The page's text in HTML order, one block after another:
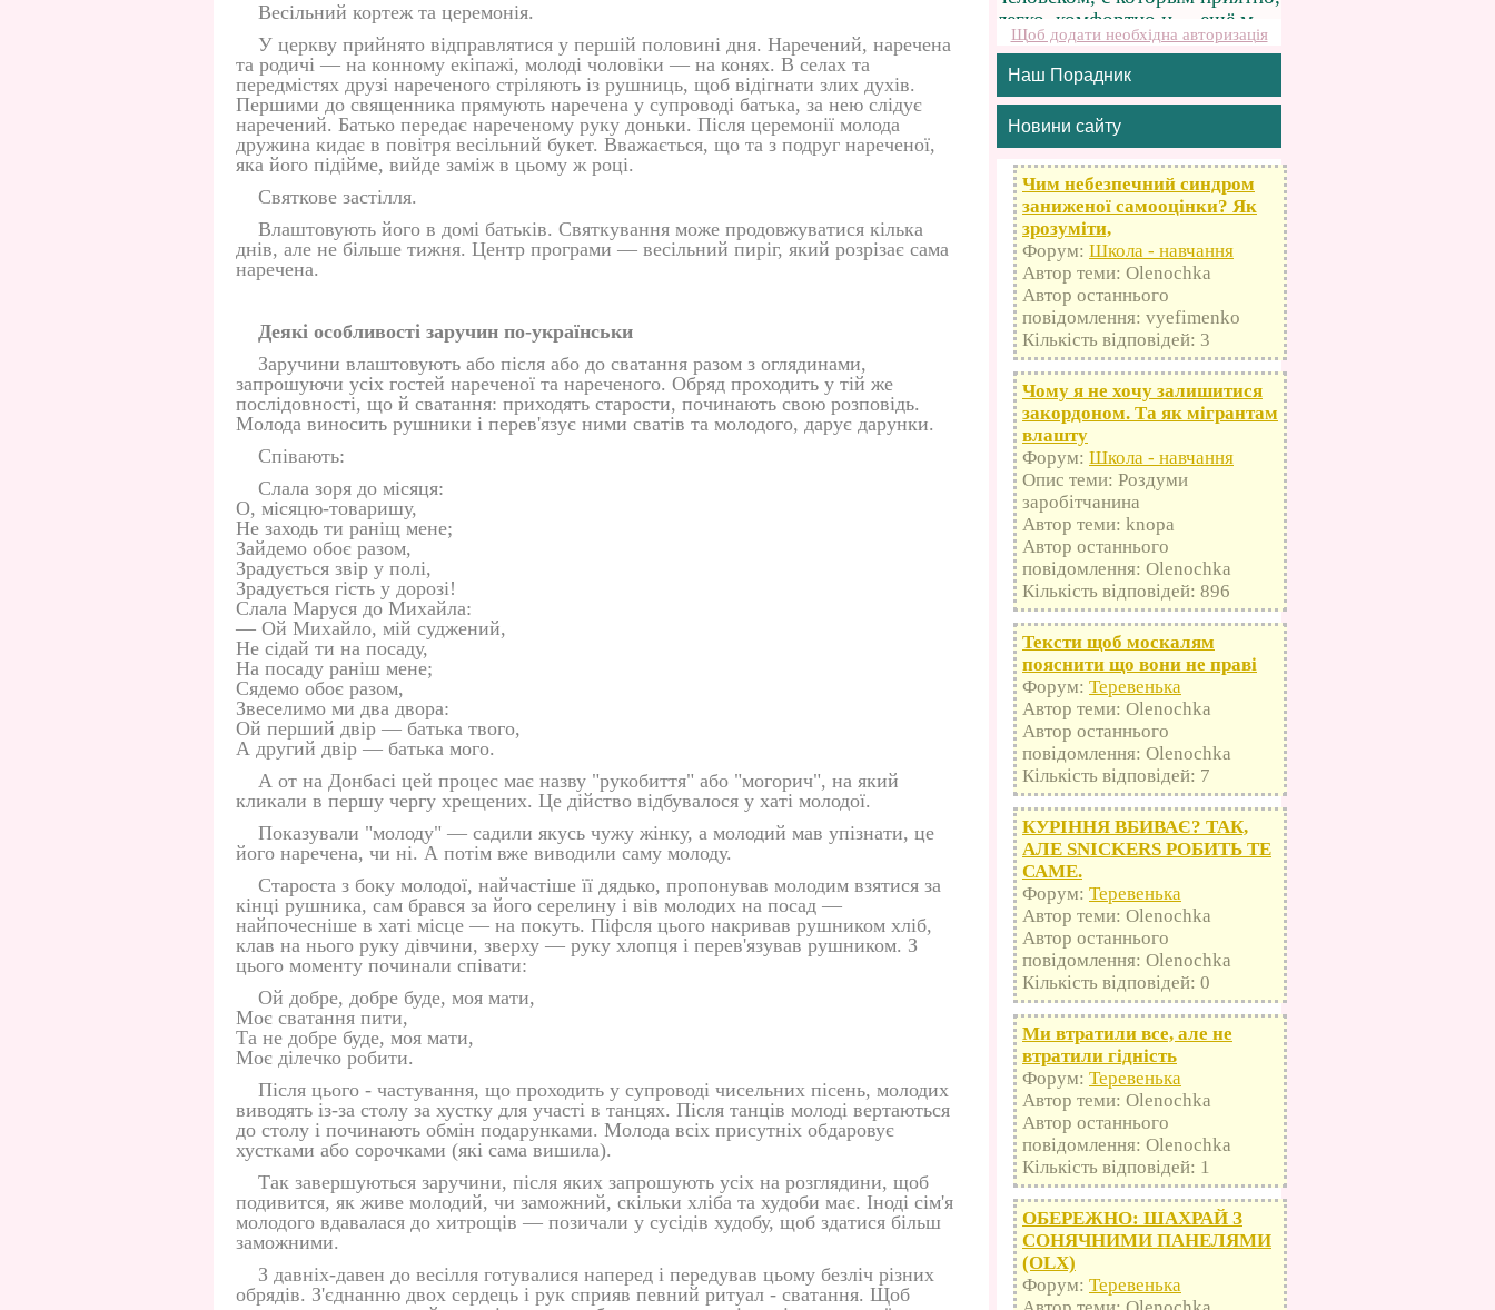
Весільний кортеж та церемонія.
У церкву прийнято відправлятися у першій половині дня. Наречений, наречена
та родичі — на конному екіпажі, молоді чоловіки — на конях. В селах та
передмістях друзі нареченого стріляють із рушниць, щоб відігнати злих духів.
Першими до священника прямують наречена у супроводі батька, за нею слідує
наречений. Батько передає нареченому руку доньки. Після церемонії молода
дружина кидає в повітря весільний букет. Вважається, що та з подруг нареченої,
яка його підійме, вийде заміж в цьому ж році.
Святкове застілля.
Влаштовують його в домі батьків. Святкування може продовжуватися кілька
днів, але не більше тижня. Центр програми — весільний пиріг, який розрізає сама
наречена.
Деякі особливості заручин по-українськи
Заручини влаштовують або після або до сватання разом з оглядинами,
запрошуючи усіх гостей нареченої та нареченого. Обряд проходить у тій же
послідовності, що й сватання: приходять старости, починають свою розповідь.
Молода виносить рушники і перев'язує ними сватів та молодого, дарує дарунки.
Співають:
Слала зоря до місяця:
О, місяцю-товаришу,
Не заходь ти раніщ мене;
Зайдемо обоє разом,
Зрадується звір у полі,
Зрадується гість у дорозі!
Слала Маруся до Михайла:
— Ой Михайло, мій суджений,
Не сідай ти на посаду,
На посаду раніш мене;
Сядемо обоє разом,
Звеселимо ми два двора:
Ой перший двір — батька твого,
А другий двір — батька мого.
А от на Донбасі цей процес має назву "рукобиття" або "могорич", на який
кликали в першу чергу хрещених. Це дійство відбувалося у хаті молодої.
Показували "молоду" — садили якусь чужу жінку, а молодий мав упізнати, це
його наречена, чи ні. А потім вже виводили саму молоду.
Староста з боку молодої, найчастіше її дядько, пропонував молодим взятися за
кінці рушника, сам брався за його серелину і вів молодих на посад —
найпочесніше в хаті місце — на покуть. Піфсля цього накривав рушником хліб,
клав на нього руку дівчини, зверху — руку хлопця і перев'язував рушником. З
цього моменту починали співати:
Ой добре, добре буде, моя мати,
Моє сватання пити,
Та не добре буде, моя мати,
Моє ділечко робити.
Після цього - частування, що проходить у супроводі чисельних пісень, молодих
виводять із-за столу за хустку для участі в танцях. Після танців молоді вертаються
до столу і починають обмін подарунками. Молода всіх присутніх обдаровує
хустками або сорочками (які сама вишила).
Так завершуються заручини, після яких запрошують усіх на розглядини, щоб
подивится, як живе молодий, чи заможний, скільки хліба та худоби має. Іноді сім'я
молодого вдавалася до хитрощів — позичали у сусідів худобу, щоб здатися більш
заможними.
З давніх-давен до весілля готувалися наперед і передував цьому безліч різних
обрядів. З'єднанню двох сердець і рук сприяв певний ритуал - сватання. Щоб
Щоб додати необхідна авторизація
Наш Порадник
Новини сайту
Чим небезпечний синдром
заниженої самооцінки? Як
зрозуміти,
Форум: Школа - навчання
Автор теми: Olenochka
Автор останнього
повідомлення: vyefimenko
Кількість відповідей: 3
Чому я не хочу залишитися
закордоном. Та як мігрантам
влашту
Форум: Школа - навчання
Опис теми: Роздуми
заробітчанина
Автор теми: knopa
Автор останнього
повідомлення: Olenochka
Кількість відповідей: 896
Тексти щоб москалям
пояснити що вони не праві
Форум: Теревенька
Автор теми: Olenochka
Автор останнього
повідомлення: Olenochka
Кількість відповідей: 7
КУРІННЯ ВБИВАЄ? ТАК,
АЛЕ SNICKERS РОБИТЬ ТЕ
САМЕ.
Форум: Теревенька
Автор теми: Olenochka
Автор останнього
повідомлення: Olenochka
Кількість відповідей: 0
Ми втратили все, але не
втратили гідність
Форум: Теревенька
Автор теми: Olenochka
Автор останнього
повідомлення: Olenochka
Кількість відповідей: 1
ОБЕРЕЖНО: ШАХРАЙ З
СОНЯЧНИМИ ПАНЕЛЯМИ
(OLX)
Форум: Теревенька